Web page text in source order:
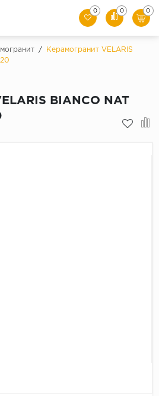
0 0 0
/
Керамогранит VELARIS
BIANCO NAT